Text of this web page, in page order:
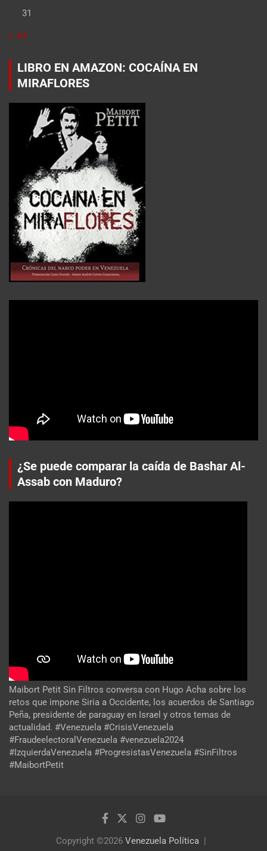
31
« Jul
LIBRO EN AMAZON: COCAÍNA EN
MIRAFLORES
¿Se puede comparar la caída de Bashar Al-
Assab con Maduro?
Maibort Petit Sin Filtros conversa con Hugo Acha sobre los
retos que impone Siria a Occidente, los acuerdos de Santiago
Peña, presidente de paraguay en Israel y otros temas de
actualidad. #Venezuela #CrisisVenezuela
#FraudeelectoralVenezuela #venezuela2024
#IzquierdaVenezuela #ProgresistasVenezuela #SinFiltros
#MaibortPetit
Copyright ©2026 Venezuela Política